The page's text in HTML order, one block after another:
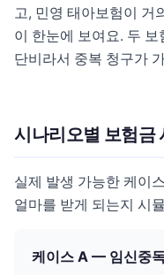
고, 민영 태아보험이 거
이 한눈에 보여요. 두
단비라서 중복 청구가
시나리오별 보험금
실제 발생 가능한 케이
얼마를 받게 되는지 시
케이스 A — 임신중